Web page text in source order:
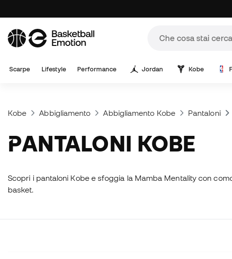
Scarpe Lifestyle Performance Jordan Kobe
Kobe Abbigliamento Abbigliamento Kobe Pantaloni
PANTALONI KOBE
Scopri i pantaloni Kobe e sfoggia la Mamba Mentality con
basket.